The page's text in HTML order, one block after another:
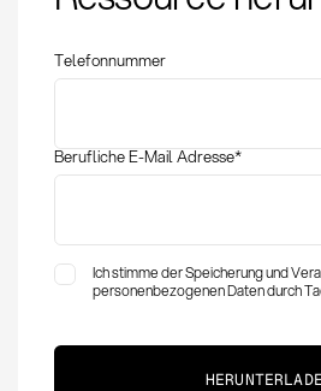
und
Telefonnummer
Berufliche E-Mail Adresse*
Ich stimme der Speicherung und
personenbezogenen Daten durch